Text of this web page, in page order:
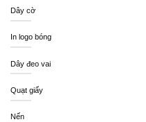
Dây cờ
In logo bóng
Dây đeo vai
Quạt giấy
Nến